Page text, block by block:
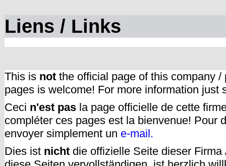
Liens / Links
This is not the official page of this company
pages is welcome! For more information just
Ceci n'est pas la page officielle de cette
compléter ces pages est la bienvenue! Pour
envoyer simplement un e-mail.
Dies ist nicht die offizielle Seite dieser